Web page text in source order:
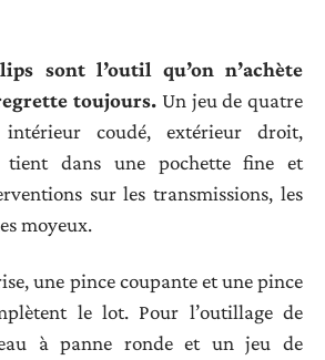
sont l’outil qu’on n’achète
toujours. Un jeu de quatre
coudé, extérieur droit,
tient dans une pochette fine et
sur les transmissions, les
moyeux.
une pince coupante et une pince
le lot. Pour l’outillage de
à panne ronde et un jeu de